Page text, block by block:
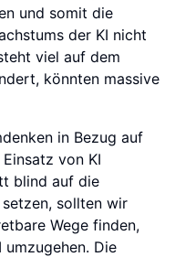
und somit die
der KI nicht
viel auf dem
könnten massive
in Bezug auf
von KI
blind auf die
sollten wir
Wege finden,
umzugehen. Die